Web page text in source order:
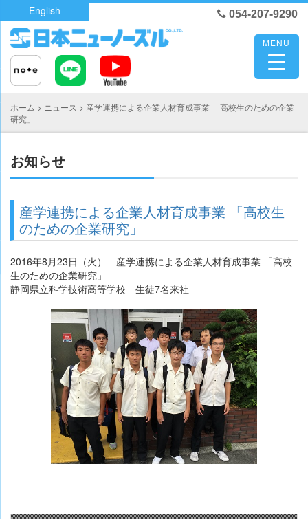
to
content
English 054-207-9290
ホーム > ニュース > 産学連携による企業人材育成事業 「高校生のための企業
研究」
お知らせ
産学連携による企業人材育成事業 「高校生
のための企業研究」
2016年8月23日（火） 産学連携による企業人材育成事業 「高校
生のための企業研究」
静岡県立科学技術高等学校 生徒7名来社
MENU